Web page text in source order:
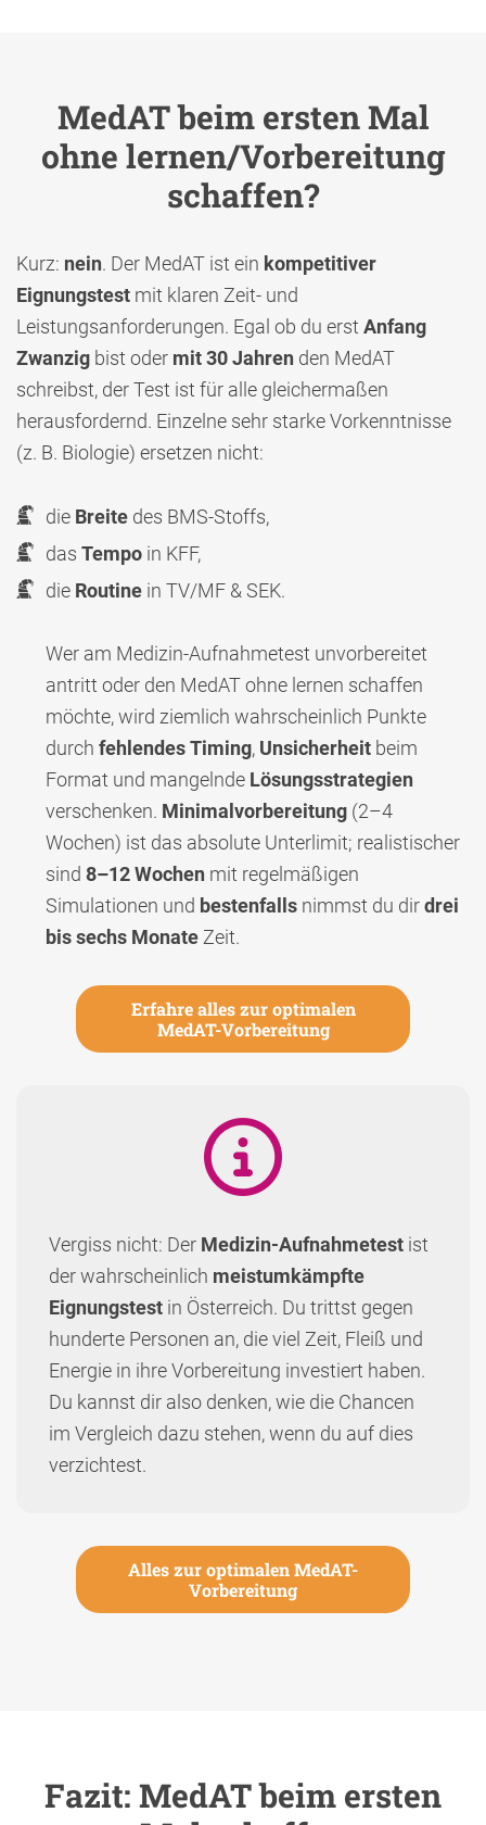
MedAT beim ersten Mal
ohne lernen/Vorbereitung
schaffen?
Kurz: nein. Der MedAT ist ein kompetitiver
Eignungstest mit klaren Zeit- und
Leistungsanforderungen. Egal ob du erst Anfang
Zwanzig bist oder mit 30 Jahren den MedAT
schreibst, der Test ist für alle gleichermaßen
herausfordernd. Einzelne sehr starke Vorkenntnisse
(z. B. Biologie) ersetzen nicht:
die Breite des BMS-Stoffs,
das Tempo in KFF,
die Routine in TV/MF & SEK.
Wer am Medizin-Aufnahmetest unvorbereitet
antritt oder den MedAT ohne lernen schaffen
möchte, wird ziemlich wahrscheinlich Punkte
durch fehlendesTiming, Unsicherheit beim
Format und mangelnde Lösungsstrategien
verschenken. Minimalvorbereitung (2–4
Wochen) ist das absolute Unterlimit; realistischer
sind 8–12 Wochen mit regelmäßigen
Simulationen und bestenfalls nimmst du dirdrei
bis sechs Monate Zeit.
Erfahre alles zur optimalen
MedAT-Vorbereitung
Vergiss nicht: Der Medizin-Aufnahmetest ist
der wahrscheinlich meistumkämpfte
Eignungstest in Österreich. Du trittst gegen
hunderte Personen an, die viel Zeit, Fleiß und
Energie in ihre Vorbereitung investiert haben.
Du kannst dir also denken, wie die Chancen
im Vergleich dazu stehen, wenn du auf dies
verzichtest.
Alles zur optimalen MedAT-
Vorbereitung
Fazit: MedAT beim ersten